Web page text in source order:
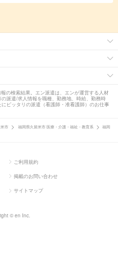
の検索結果。エン派遣は、エンが運営する人材
派遣/求人情報を職種、勤務地、時給、勤務時
ピッタリの派遣（看護師・准看護師）のお仕事
市 福岡県久留米市 医療・介護・福祉・教育系
福岡
ご利用規約
掲載のお問い合わせ
サイトマップ
© en Inc.